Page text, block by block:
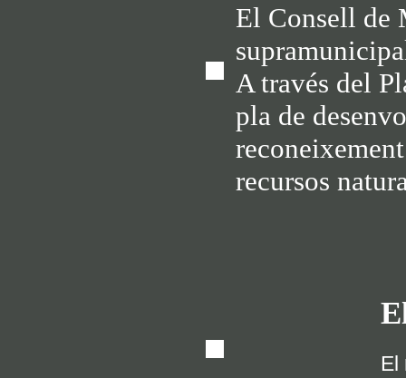
El Consell de
A través del
pla de
recursos
El